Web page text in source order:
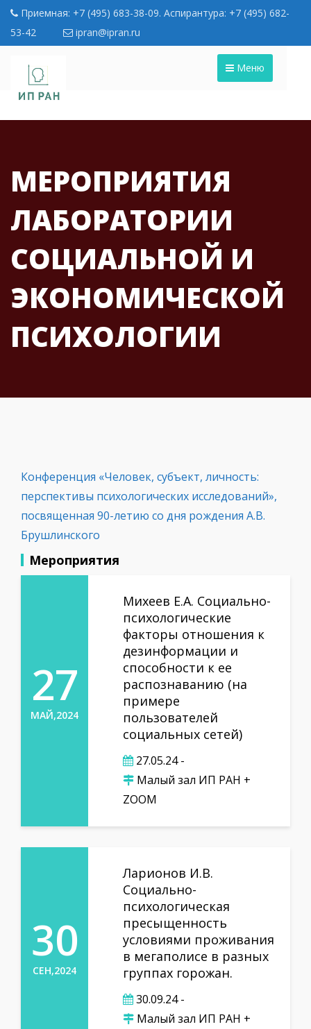
Приемная: +7 (495) 683-38-09. Аспирантура: +7 (495) 682-
53-42
ipran@ipran.ru
Меню
МЕРОПРИЯТИЯ
ЛАБОРАТОРИИ
СОЦИАЛЬНОЙ И
ЭКОНОМИЧЕСКОЙ
ПСИХОЛОГИИ
Конференция «Человек, субъект, личность:
перспективы психологических исследований»,
посвященная 90-летию со дня рождения А.В.
Брушлинского
Мероприятия
27
МАЙ,2024
Михеев Е.А. Социально-
психологические
факторы отношения к
дезинформации и
способности к ее
распознаванию (на
примере
пользователей
социальных сетей)
27.05.24 -
Малый зал ИП РАН +
ZOOM
30
СЕН,2024
Ларионов И.В.
Социально-
психологическая
пресыщенность
условиями проживания
в мегаполисе в разных
группах горожан.
30.09.24 -
Малый зал ИП РАН +